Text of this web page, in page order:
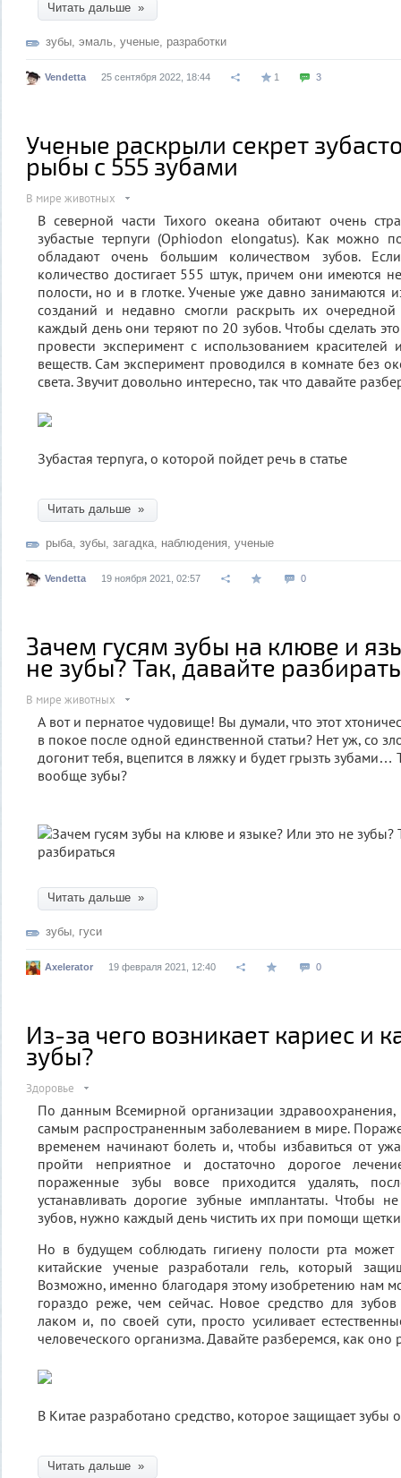
Читать дальше »
зубы, эмаль, ученые, разработки
Vendetta 25 сентября 2022, 18:44 1 3
Ученые раскрыли секрет
рыбы с 555 зубами
В мире животных
В северной части Тихого океана обитают очень
зубастые терпуги (Ophiodon elongatus). Как можно
обладают очень большим количеством зубов.
количество достигает 555 штук, причем они имеются
полости, но и в глотке. Ученые уже давно занимаются
созданий и недавно смогли раскрыть их очередной
каждый день они теряют по 20 зубов. Чтобы сделать
провести эксперимент с использованием красителей
веществ. Сам эксперимент проводился в комнате без
света. Звучит довольно интересно, так что давайте
Зубастая терпуга, о которой пойдет речь в статье
Читать дальше »
рыба, зубы, загадка, наблюдения, ученые
Vendetta 19 ноября 2021, 02:57 0
Зачем гусям зубы на клюве и
не зубы? Так, давайте
В мире животных
А вот и пернатое чудовище! Вы думали, что этот
в покое после одной единственной статьи? Нет уж, со
догонит тебя, вцепится в ляжку и будет грызть зубами…
вообще зубы?
Читать дальше »
зубы, гуси
Axelerator 19 февраля 2021, 12:40 0
Из-за чего возникает кариес и
зубы?
Здоровье
По данным Всемирной организации здравоохранения,
самым распространенным заболеванием в мире.
временем начинают болеть и, чтобы избавиться от
пройти неприятное и достаточно дорогое
пораженные зубы вовсе приходится удалять,
устанавливать дорогие зубные имплантаты. Чтобы
зубов, нужно каждый день чистить их при помощи
Но в будущем соблюдать гигиену полости рта может
китайские ученые разработали гель, который
Возможно, именно благодаря этому изобретению нам
гораздо реже, чем сейчас. Новое средство для
лаком и, по своей сути, просто усиливает
человеческого организма. Давайте разберемся, как оно
В Китае разработано средство, которое защищает зубы
Читать дальше »